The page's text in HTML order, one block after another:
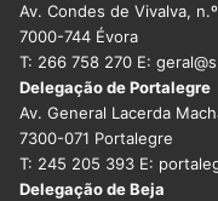
Av. Condes de Vivalva,
7000-744 Évora
T: 266 758 270 E:
Delegação de Portalegre
Av. General Lacerda
7300-071 Portalegre
T: 245 205 393 E:
Delegação de Beja